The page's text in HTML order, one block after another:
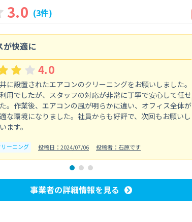
3.0 (3件)
が快適に
4.0
に設置されたエアコンのクリーニングをお願いしました。
用でしたが、スタッフの対応が非常に丁寧で安心して任せ
。作業後、エアコンの風が明らかに違い、オフィス全体が
な環境になりました。社員からも好評で、次回もお願いし
ます。
ーニング 投稿日：2024/07/06 投稿者：石原です
事業者の詳細情報を見る